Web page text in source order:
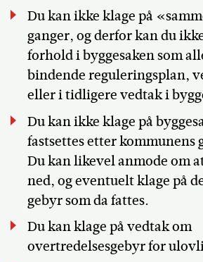
Du kan ikke klage på
ganger, og derfor kan du
forhold i byggesaken som
bindende reguleringsplan,
eller i tidligere vedtak i
Du kan ikke klage på
fastsettes etter kommunens
Du kan likevel anmode om
ned, og eventuelt klage på
gebyr som da fattes.
Du kan klage på vedtak om
overtredelsesgebyr for